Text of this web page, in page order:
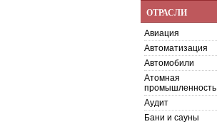
ОТРАСЛИ
Авиация
Автоматизация
Автомобили
Атомная
промышленность
Аудит
Бани и сауны